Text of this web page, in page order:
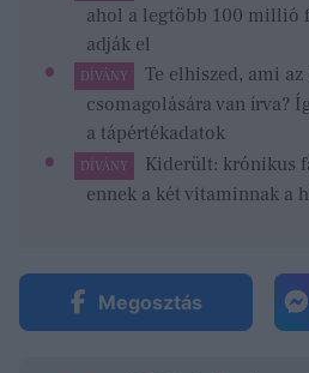
ahol a legtöbb 100 millió
adják el
DÍVÁNY
Te elhiszed, ami
csomagolására van írva?
a tápértékadatok
DÍVÁNY
Kiderült: krónikus
ennek a két vitaminnak a
Megosztás